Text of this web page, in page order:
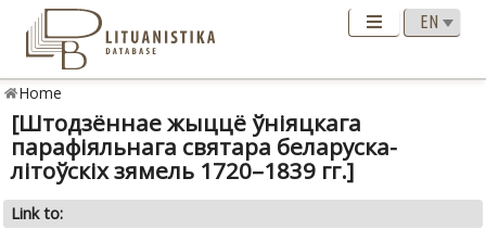
Home
[Штодзённае жыццё ўніяцкага
парафіяльнага святара беларуска-
літоўскіх зямель 1720–1839 гг.]
Link to: